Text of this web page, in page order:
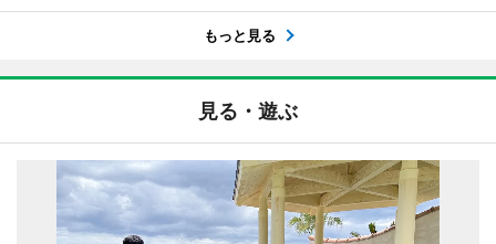
もっと見る
見る・遊ぶ